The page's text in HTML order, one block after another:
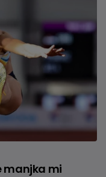
manjka mi